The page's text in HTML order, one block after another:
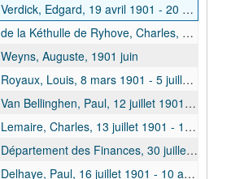
Verdick, Edgard, 19 avril 1901 - 20 avril 1901
de la Kéthulle de Ryhove, Charles, 5 mars 1901 - 4 mai 1901
Weyns, Auguste, 1901 juin
Royaux, Louis, 8 mars 1901 - 5 juillet 1901
Van Bellinghen, Paul, 12 juillet 1901 - 16 juillet 1901
Lemaire, Charles, 13 juillet 1901 - 16 juillet 1901
Département des Finances, 30 juillet 1901
Delhaye, Paul, 16 juillet 1901 - 10 août 1901